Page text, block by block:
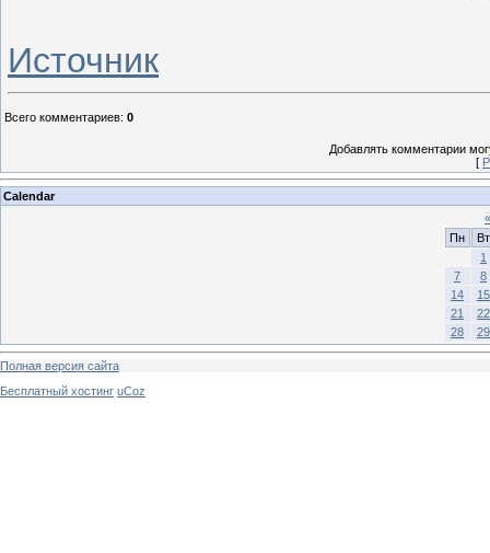
Источник
Всего комментариев: 0
Добавлять комментарии
[
Calendar
«
Пн
Вт
1
7
8
14
15
21
22
28
29
Полная версия сайта
Бесплатный хостинг uCoz